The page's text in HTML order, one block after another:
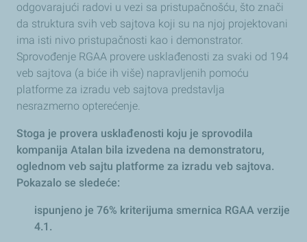
odgovarajući radovi u vezi sa pristupačnošću, što znači
da struktura svih veb sajtova koji su na njoj projektovani
ima isti nivo pristupačnosti kao i demonstrator.
Sprovođenje RGAA provere usklađenosti za svaki od 194
veb sajtova (a biće ih više) napravljenih pomoću
platforme za izradu veb sajtova predstavlja
nesrazmerno opterećenje.
Stoga je provera usklađenosti koju je sprovodila
kompanija Atalan bila izvedena na demonstratoru,
oglednom veb sajtu platforme za izradu veb sajtova.
Pokazalo se sledeće:
ispunjeno je 76% kriterijuma smernica RGAA verzije
4.1.